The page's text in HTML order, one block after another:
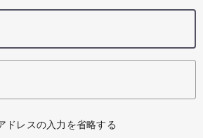
ドレスの入力を省略する